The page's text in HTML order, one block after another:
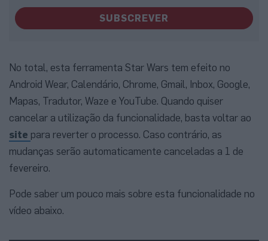
SUBSCREVER
No total, esta ferramenta Star Wars tem efeito no
Android Wear, Calendário, Chrome, Gmail, Inbox, Google,
Mapas, Tradutor, Waze e YouTube. Quando quiser
cancelar a utilização da funcionalidade, basta voltar ao
site para reverter o processo. Caso contrário, as
mudanças serão automaticamente canceladas a 1 de
fevereiro.
Pode saber um pouco mais sobre esta funcionalidade no
vídeo abaixo.